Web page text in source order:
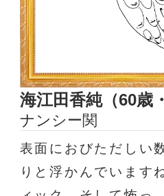
海江田香純（60歳
ナンシー関
表面におびただしい
りと浮かんでいます